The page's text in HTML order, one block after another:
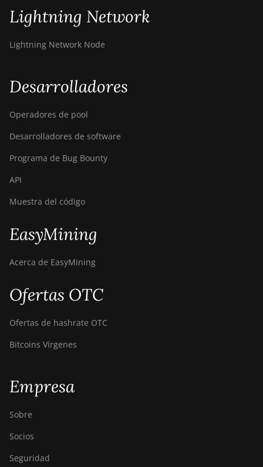
Lightning Network
Lightning Network Node
Desarrolladores
Operadores de pool
Desarrolladores de software
Programa de Bug Bounty
API
Muestra del código
EasyMining
Acerca de EasyMining
Ofertas OTC
Ofertas de hashrate OTC
Bitcoins Vírgenes
Empresa
Sobre
Socios
Seguridad